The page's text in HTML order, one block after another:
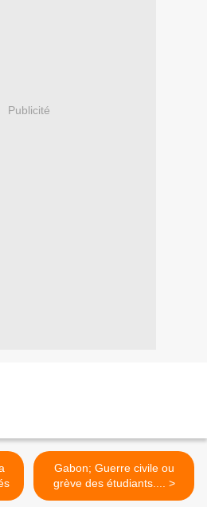
Publicité
Gabon; Guerre civile ou
grève des étudiants.... >